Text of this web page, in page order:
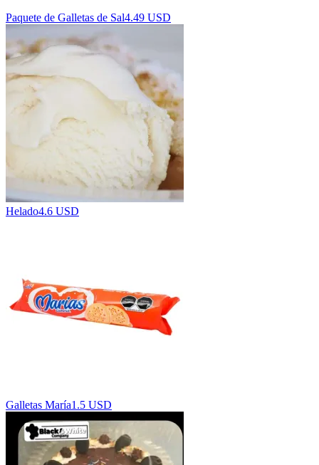
Paquete de Galletas de Sal4.49 USD
Helado4.6 USD
Galletas María1.5 USD